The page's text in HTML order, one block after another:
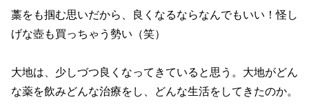
藁をも掴む思いだから、良くなるならなんでもいい！怪し
げな壺も買っちゃう勢い（笑）
大地は、少しづつ良くなってきていると思う。大地がどん
な薬を飲みどんな治療をし、どんな生活をしてきたのか。